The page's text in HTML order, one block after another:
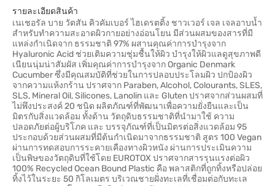
รายละเอียดสินค้า
เนเชอรัล บาย วัตสัน คิวคัมเบอร์ ไฮเดรตติ้ง ชาวเวอร์ เจล เจลอาบน้ำ
สำหรับทำความสะอาดผิวกายอย่างอ่อนโยน มีส่วนผสมของสารที่มี
แหล่งกำเนิดจาก ธรรมชาติ 97% ผสานคุณค่าการบำรุงจาก
Hyaluronic Acid ช่วยเติมความชุ่มชื้นให้ผิว บำรุงให้ผิวแลดูสุขภาพดี
เนียนนุ่มน่าสัมผัส เพิ่มคุณค่าการบำรุงจาก Organic Denmark
Cucumber ซึ่งมีคุณสมบัติที่ช่วยในการปลอบประโลมผิว ปกป้องผิว
จากความแห้งกร้าน ปราศจาก Paraben, Alcohol, Colourants, SLES,
SLS, Mineral Oil, Silicones, Lanolin และ Gluten ปราศจากส่วนผสมที่
ไม่พึงประสงค์ 20 ชนิด ผลิตภัณฑ์ที่พัฒนาเพื่อความยั่งยืนและเป็น
มิตรกับสิ่งแวดล้อม ทั้งด้าน วัตถุดิบธรรมชาติที่นำมาใช้ ความ
ปลอดภัยต่อผู้บริโภค และ บรรจุภัณฑ์ที่เป็นมิตรต่อสิ่งแวดล้อม 95
ประกอบด้วยส่วนผสมที่มีต้นกำเนิดมาจากธรรมชาติ สูตร 100 Vegan
ผ่านการทดสอบการระคายเคืองทางผิวหนัง ผ่านการประเมินความ
เป็นพิษของวัตถุดิบที่ใช้โดย EUROTOX ปราศจากสารรุนแรงต่อผิว
100% Recycled Ocean Bound Plastic คือ พลาสติกที่ถูกทิ้งหรือปล่อย
ทิ้งไว้ในระยะ 50 กิโลเมตร บริเวณชายฝั่งทะเลที่เชื่อมต่อกับทะเล